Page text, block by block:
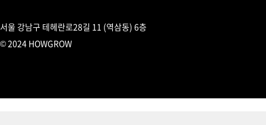
서울 강남구 테헤란로28길 11 (역삼동) 6층
© 2024 HOWGROW